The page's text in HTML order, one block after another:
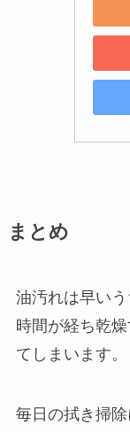
まとめ
油汚れは早い
時間が経ち乾
てしまいます。
毎日の拭き掃